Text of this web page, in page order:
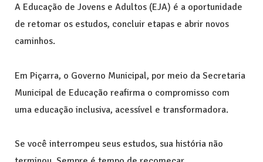
A Educação de Jovens e Adultos (EJA) é a oportunidade
de retomar os estudos, concluir etapas e abrir novos
caminhos.
Em Piçarra, o Governo Municipal, por meio da Secretaria
Municipal de Educação reafirma o compromisso com
uma educação inclusiva, acessível e transformadora.
Se você interrompeu seus estudos, sua história não